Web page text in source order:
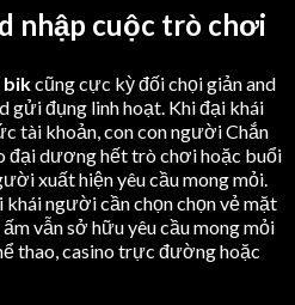
nhập cuộc trò chơi
bikcũng cực kỳ đối chọi giản and
gửi đụng linh hoạt. Khi đại khái
tài khoản, con con người Chắn
đại dương hết trò chơi hoặc buổi
xuất hiện yêu cầu mong mỏi.
người cần chọn chọn vẻ mặt
vẫn sở hữu yêu cầu mong mỏi
thao, casino trực đường hoặc